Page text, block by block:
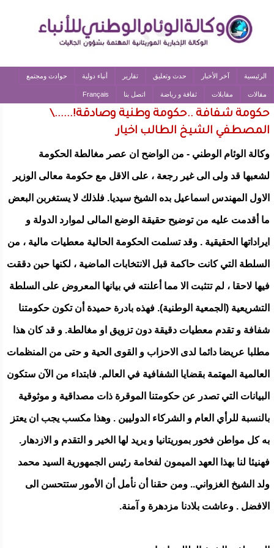
الرئيسية آخر الأخبار حدث وتعليق تقارير أنباء دولية حوادث ومجتمع
مقالات مقابلات ثقافة و رياضة اتصل بنا Français
حكومة شفافة ..حكومة وطنية وصادقة!......\
المصطفي الشيخ الطالب اخيار
وكالة الوئام الوطني - من الواضح ان عصر مغالطة الحكومة
لشعبها قد ولى الى غير رجعة ، على الاقل مع حكومة معالى الوزير
الاول المهندس اسماعيل بده الشيخ سيديا. فلذلك لا يستغربن البعض
ما أقدمت عليه من توضيح حقيقة الوضع المالى لموارد الدولة و
ايراداتها الحقيقية . وقد تسلمت الحكومة الحالية معطيات مالية ، من
السلطة التي كانت حاكمة قبل الانتخابات الماضية ، لكنها حين دققت
فيها لاحقا ، لم تتثبت الا مما أعلنته في بيانها المعروض على السلطة
التشريعية (الجمعية الوطنية). فهذه بادرة حميدة أن تكون حكومتنا
شفافة و تقدم معطيات دقيقة دون تزويق او مغالطة. و قد كان هذا
مطلبا عريضا دائما لدى الاحزاب و القوى الحية و حتى من المنظمات
العالمية المهتمة بقضايا الشفافية في العالم. فابتداء من الآن ستكون
البيانات التي تصدر عن حكومتنا الموقرة ذات مصداقية و موثوقية
بالنسبة للرأي العام و الشركاء الدوليين . وهذا مكسب يجب ان يعتز
به كل مواطن فخور بموريتانيا و يريد لها الخير و التقدم و الازدهار.
فهنيئا لنا بهذا العهد الميمون لفخامة رئيس الجمهورية السيد محمد
ولد الشيخ الغزواني.. ومن حقنا أن نأمل أن الأمور ستتحسن الى
الافضل . وعاشت بلادنا مزدهرة و آمنة.